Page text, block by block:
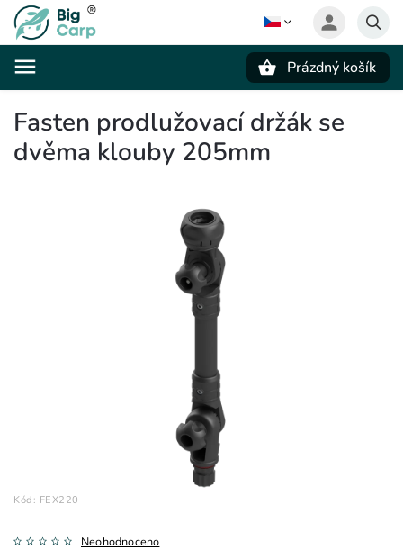
Prázdný košík
Fasten prodlužovací držák se
dvěma klouby 205mm
Kód: FEX220
Neohodnoceno